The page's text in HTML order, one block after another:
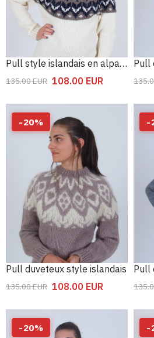
Pull style islandais en alpaga en laine
135.00EUR 108.00 EUR
-20%
Pull duveteux style islandais
135.00EUR 108.00 EUR
-
-20% -